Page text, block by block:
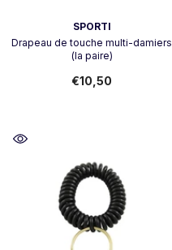
SPORTI
Drapeau de touche multi-damiers
(la paire)
€10,50